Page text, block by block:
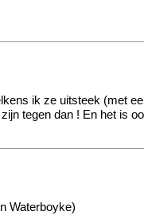
ik ze uitsteek (met
tegen dan ! En het is
Waterboyke)